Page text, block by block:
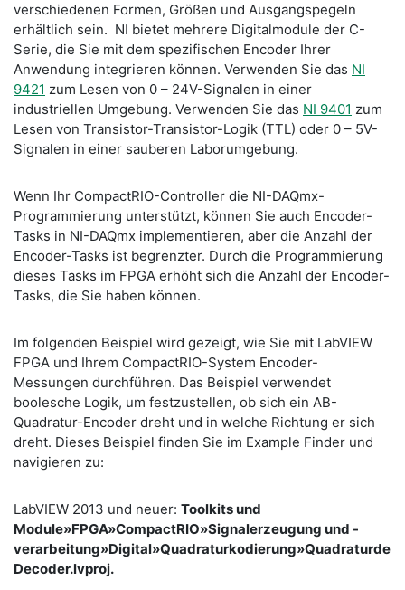
verschiedenen Formen, Größen und Ausgangspegeln
erhältlich sein. NI bietet mehrere Digitalmodule der C-
Serie, die Sie mit dem spezifischen Encoder Ihrer
Anwendung integrieren können. Verwenden Sie das NI
9421 zum Lesen von 0 – 24V-Signalen in einer
industriellen Umgebung. Verwenden Sie das NI 9401 zum
Lesen von Transistor-Transistor-Logik (TTL) oder 0 – 5V-
Signalen in einer sauberen Laborumgebung.
Wenn Ihr CompactRIO-Controller die NI-DAQmx-
Programmierung unterstützt, können Sie auch Encoder-
Tasks in NI-DAQmx implementieren, aber die Anzahl der
Encoder-Tasks ist begrenzter. Durch die Programmierung
dieses Tasks im FPGA erhöht sich die Anzahl der Encoder-
Tasks, die Sie haben können.
Im folgenden Beispiel wird gezeigt, wie Sie mit LabVIEW
FPGA und Ihrem CompactRIO-System Encoder-
Messungen durchführen. Das Beispiel verwendet
boolesche Logik, um festzustellen, ob sich ein AB-
Quadratur-Encoder dreht und in welche Richtung er sich
dreht. Dieses Beispiel finden Sie im Example Finder und
navigieren zu:
LabVIEW 2013 und neuer: Toolkits und
Module»FPGA»CompactRIO»Signalerzeugung und -
Decoder.lvproj.